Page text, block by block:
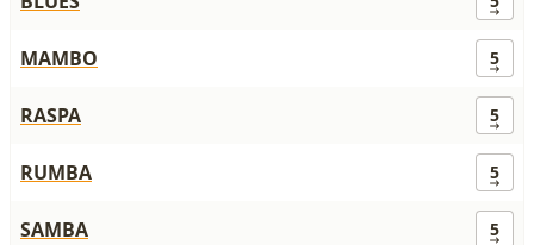
MAMBO 5
RASPA 5
RUMBA 5
SAMBA 5